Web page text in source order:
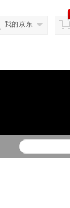
我的京东